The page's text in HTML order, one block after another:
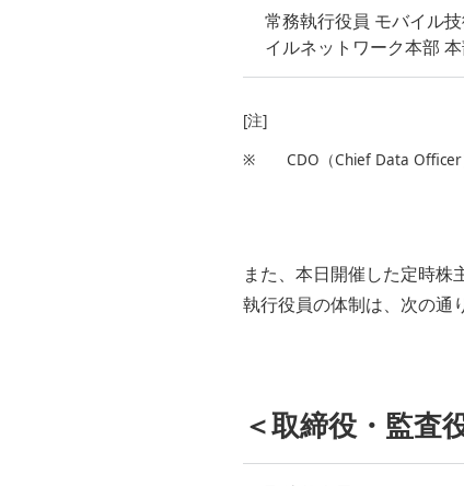
常務執行役員 モバイル
イルネットワーク本部
[注]
※
CDO（Chief Data Officer
また、本日開催した定時
執行役員の体制は、次の通
＜取締役・監査